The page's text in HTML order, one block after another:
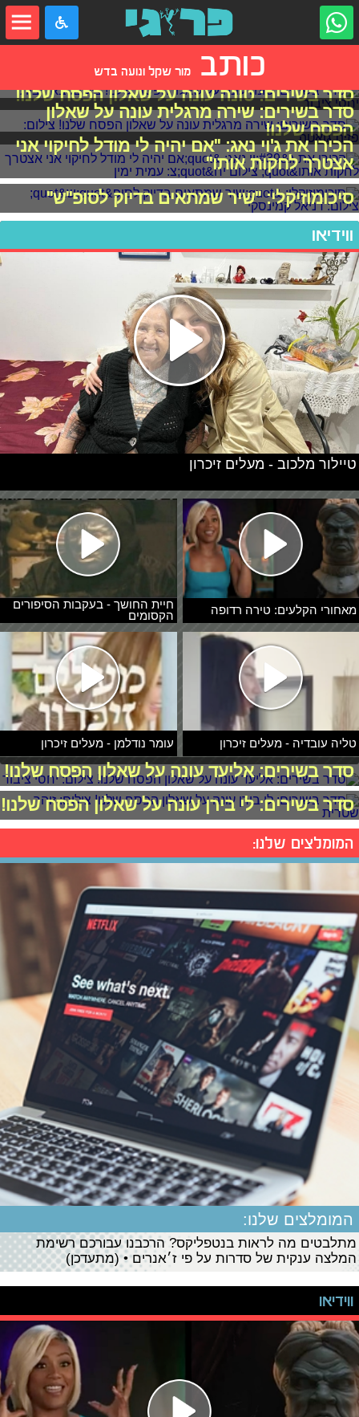
כותבמור שקל ונועה בדש
סדר בשירים: טונה עונה על שאלון הפסח שלנו!
סדר בשירים: שירה מרגלית עונה על שאלון
הפסח שלנו!
הכירו את ג'וי נאג: "אם יהיה לי מודל לחיקוי אני
אצטרך לחקות אותו"
סיכומוזיקלי: "שיר שמתאים בדיוק לסופ"ש"
ווידיאו
מאחורי הקלעים: טירה רדופה
חיית החושך - בעקבות הסיפורים
הקסומים
טליה עובדיה - מעלים זיכרון עומר נודלמן - מעלים זיכרון
טיילור מלכוב - מעלים זיכרון
סדר בשירים: אליעד עונה על שאלון הפסח שלנו!
סדר בשירים: לי בירן עונה על שאלון הפסח שלנו!
המומלצים שלנו:
המומלצים שלנו:
מתלבטים מה לראות בנטפליקס? הרכבנו עבורכם רשימת
המלצה ענקית של סדרות על פי ז׳אנרים • (מתעדכן)
ווידיאו